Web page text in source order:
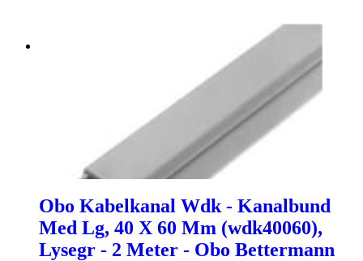
Obo Kabelkanal Wdk - Kanalbund
Med Lg, 40 X 60 Mm (wdk40060),
Lysegr - 2 Meter - Obo Bettermann